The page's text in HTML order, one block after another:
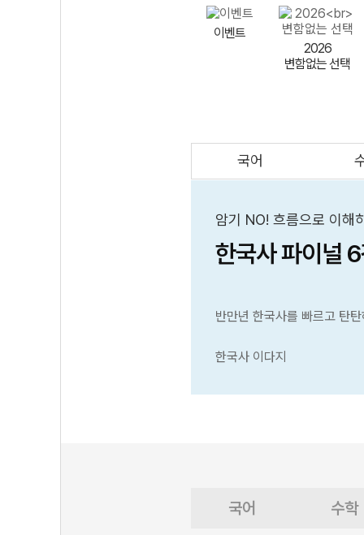
이벤트
2026
변함없는 선택
국어
암기 NO! 흐름으로 이해
한국사 파이널
반만년 한국사를 빠르고 탄
한국사 이다지
국어 수학